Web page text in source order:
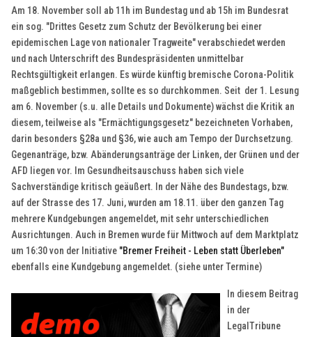
Am 18. November soll ab 11h im Bundestag und ab 15h im Bundesrat
ein sog. "Drittes Gesetz zum Schutz der Bevölkerung bei einer
epidemischen Lage von nationaler Tragweite" verabschiedet werden
und nach Unterschrift des Bundespräsidenten unmittelbar
Rechtsgültigkeit erlangen. Es würde künftig bremische Corona-Politik
maßgeblich bestimmen, sollte es so durchkommen. Seit der 1. Lesung
am 6. November (s.u. alle Details und Dokumente) wächst die Kritik an
diesem, teilweise als "Ermächtigungsgesetz" bezeichneten Vorhaben,
darin besonders §28a und §36, wie auch am Tempo der Durchsetzung.
Gegenanträge, bzw. Abänderungsanträge der Linken, der Grünen und der
AFD liegen vor. Im Gesundheitsauschuss haben sich viele
Sachverständige kritisch geäußert. In der Nähe des Bundestags, bzw.
auf der Strasse des 17. Juni, wurden am 18.11. über den ganzen Tag
mehrere Kundgebungen angemeldet, mit sehr unterschiedlichen
Ausrichtungen. Auch in Bremen wurde für Mittwoch auf dem Marktplatz
um 16:30 von der Initiative "Bremer Freiheit - Leben statt Überleben"
ebenfalls eine Kundgebung angemeldet. (siehe unter Termine)
In diesem Beitrag
in der
LegalTribune